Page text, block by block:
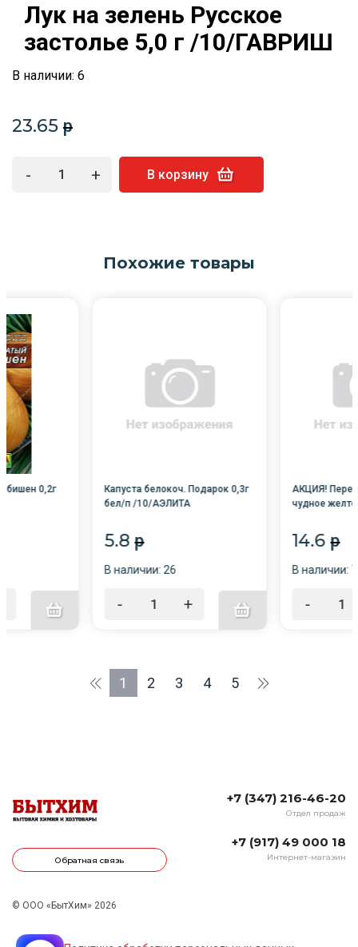
Лук на зелень Русское
застолье 5,0 г /10/ГАВРИШ
В наличии: 6
23.65 p
- + В корзину
Похожие товары
0,2г
Капуста белокоч. Подарок 0,3г
бел/п /10/АЭЛИТА
5.8 p
В наличии: 26
- +
АКЦИЯ!
чудное
14.6 p
В наличии:
-
1 2 3 4 5
Обратная связь
+7 (347) 216-46-20
Отдел продаж
+7 (917) 49 000 18
Интернет-магазин
© ООО «БытХим» 2026